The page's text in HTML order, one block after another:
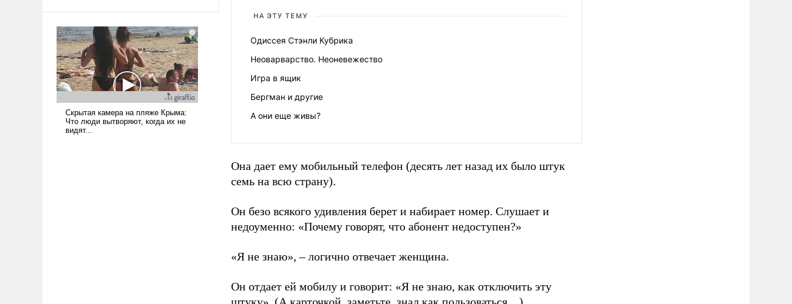
НА ЭТУ ТЕМУ
Одиссея Стэнли Кубрика
Неоварварство. Неоневежество
Игра в ящик
Бергман и другие
А они еще живы?
Она дает ему мобильный телефон (десять лет назад их было штук
семь на всю страну).
Он безо всякого удивления берет и набирает номер. Слушает и
недоуменно: «Почему говорят, что абонент недоступен?»
«Я не знаю», – логично отвечает женщина.
Он отдает ей мобилу и говорит: «Я не знаю, как отключить эту